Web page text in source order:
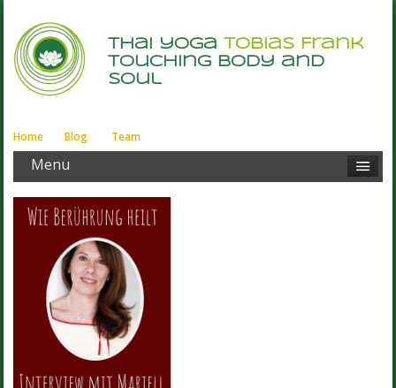
thai yogaTobias Frank
touching body and
soul
Home Blog Team
Menu